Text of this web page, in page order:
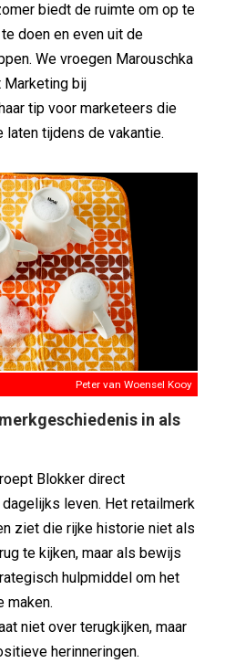
biedt de ruimte om op te
doen en even uit de
We vroegen Marouschka
Marketing bij
tip voor marketeers die
tijdens de vakantie.
Peter van Woensel Kooy
in als
Blokker direct
dagelijks leven. Het retailmerk
ziet die rijke historie niet als
te kijken, maar als bewijs
hulpmiddel om het
maken.
niet over terugkijken, maar
herinneringen.